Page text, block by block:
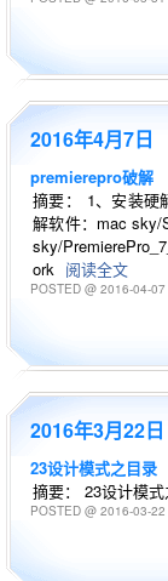
2016年4月7日
premierepro破解
摘要： 1、安装硬
解软件：mac sky/
sky/
ork 阅读全文
POSTED @ 2016-04-
2016年3月22日
23设计模式之目录
摘要： 23设计模
POSTED @ 2016-03-